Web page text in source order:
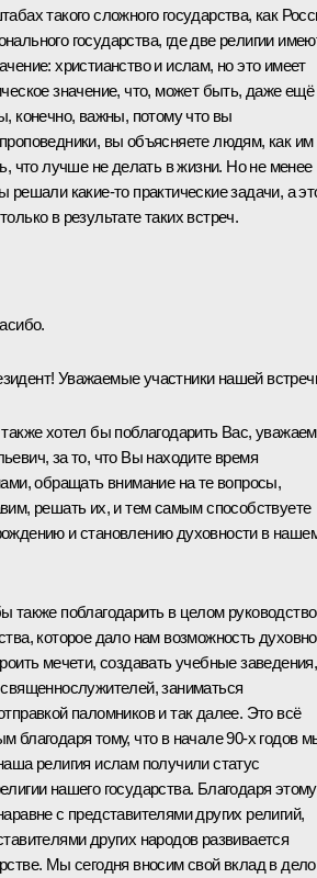
такого сложного государства, как
государства, где две религии
христианство и ислам, но это имеет
значение, что, может быть, даже ещё
конечно, важны, потому что вы
вы объясняете людям, как им
что лучше не делать в жизни. Но не менее
какие‑то практические задачи, а
в результате таких встреч.
Уважаемые участники нашей
хотел бы поблагодарить Вас,
за то, что Вы находите время
обращать внимание на те вопросы,
решать их, и тем самым способствуете
и становлению духовности в
также поблагодарить в целом руководство
которое дало нам возможность духовно
мечети, создавать учебные заведения,
заниматься
паломников и так далее. Это всё
благодаря тому, что в начале 90-х годов
религия ислам получили статус
нашего государства. Благодаря этому
с представителями других религий,
других народов развивается
Мы сегодня вносим свой вклад в дело